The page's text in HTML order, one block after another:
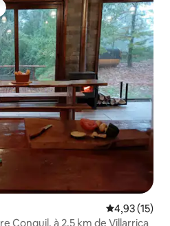
Évaluation
4,93 (15)
Conquil, à 2,5 km de Villarrica